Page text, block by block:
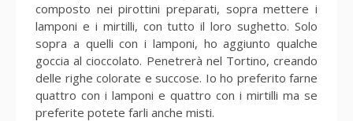
composto nei pirottini preparati, sopra mettere i
lamponi e i mirtilli, con tutto il loro sughetto. Solo
sopra a quelli con i lamponi, ho aggiunto qualche
goccia al cioccolato. Penetrerà nel Tortino, creando
delle righe colorate e succose. Io ho preferito farne
quattro con i lamponi e quattro con i mirtilli ma se
preferite potete farli anche misti.